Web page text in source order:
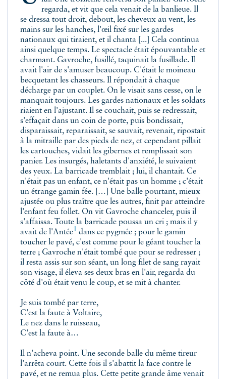
regarda, et vit que cela venait de la banlieue. Il
se dressa tout droit, debout, les cheveux au vent, les
mains sur les hanches, l'œil fixé sur les gardes
nationaux qui tiraient, et il chanta [...] Cela continua
ainsi quelque temps. Le spectacle était épouvantable et
charmant. Gavroche, fusillé, taquinait la fusillade. Il
avait l'air de s'amuser beaucoup. C'était le moineau
becquetant les chasseurs. Il répondait à chaque
décharge par un couplet. On le visait sans cesse, on le
manquait toujours. Les gardes nationaux et les soldats
riaient en l'ajustant. Il se couchait, puis se redressait,
s'effaçait dans un coin de porte, puis bondissait,
disparaissait, reparaissait, se sauvait, revenait, ripostait
à la mitraille par des pieds de nez, et cependant pillait
les cartouches, vidait les gibernes et remplissait son
panier. Les insurgés, haletants d'anxiété, le suivaient
des yeux. La barricade tremblait ; lui, il chantait. Ce
n'était pas un enfant, ce n'était pas un homme ; c'était
un étrange gamin fée. […] Une balle pourtant, mieux
ajustée ou plus traître que les autres, finit par atteindre
l'enfant feu follet. On vit Gavroche chanceler, puis il
s'affaissa. Toute la barricade poussa un cri ; mais il y
avait de l'Antée1 dans ce pygmée ; pour le gamin
toucher le pavé, c'est comme pour le géant toucher la
terre ; Gavroche n'était tombé que pour se redresser ;
il resta assis sur son séant, un long filet de sang rayait
son visage, il éleva ses deux bras en l'air, regarda du
côté d'où était venu le coup, et se mit à chanter.
Je suis tombé par terre,
C'est la faute à Voltaire,
Le nez dans le ruisseau,
C'est la faute à…
Il n'acheva point. Une seconde balle du même tireur
l'arrêta court. Cette fois il s'abattit la face contre le
pavé, et ne remua plus. Cette petite grande âme venait